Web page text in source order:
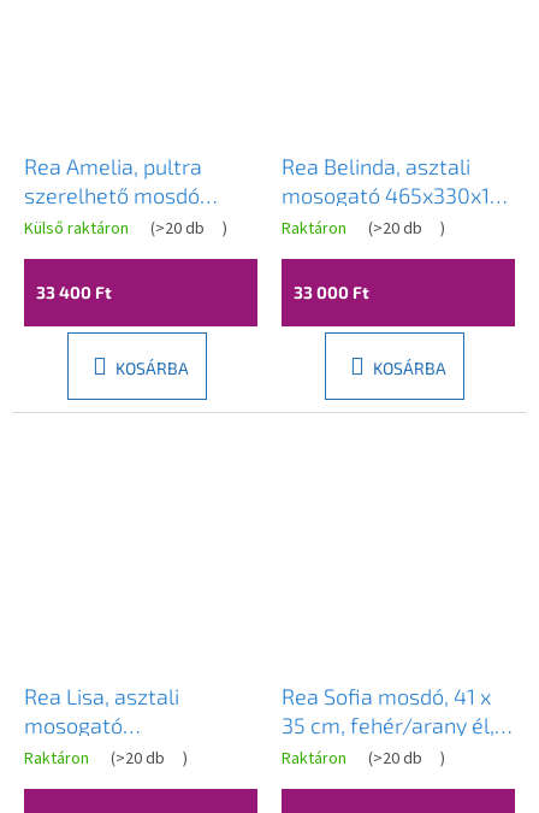
Rea Amelia, pultra
szerelhető mosdó
480x345x135 mm,
Savana matt kőutánzat,
REA-U3000
Külső raktáron (>20 db )
33 400 Ft
KOSÁRBA
Rea Belinda, asztali
mosogató 465x330x135
mm, fehér-arany, REA-
U7422
Raktáron (>20 db )
33 000 Ft
KOSÁRBA
Rea Lisa, asztali
mosogató
490x385x140 mm,
fehér fényes, REA-
Raktáron (>20 db )
Rea Sofia mosdó, 41 x
35 cm, fehér/arany él,
REA-U3287
Raktáron (>20 db )